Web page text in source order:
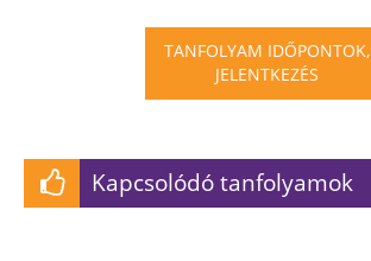
TANFOLYAM IDŐPONTOK,
JELENTKEZÉS
Kapcsolódó tanfolyamok